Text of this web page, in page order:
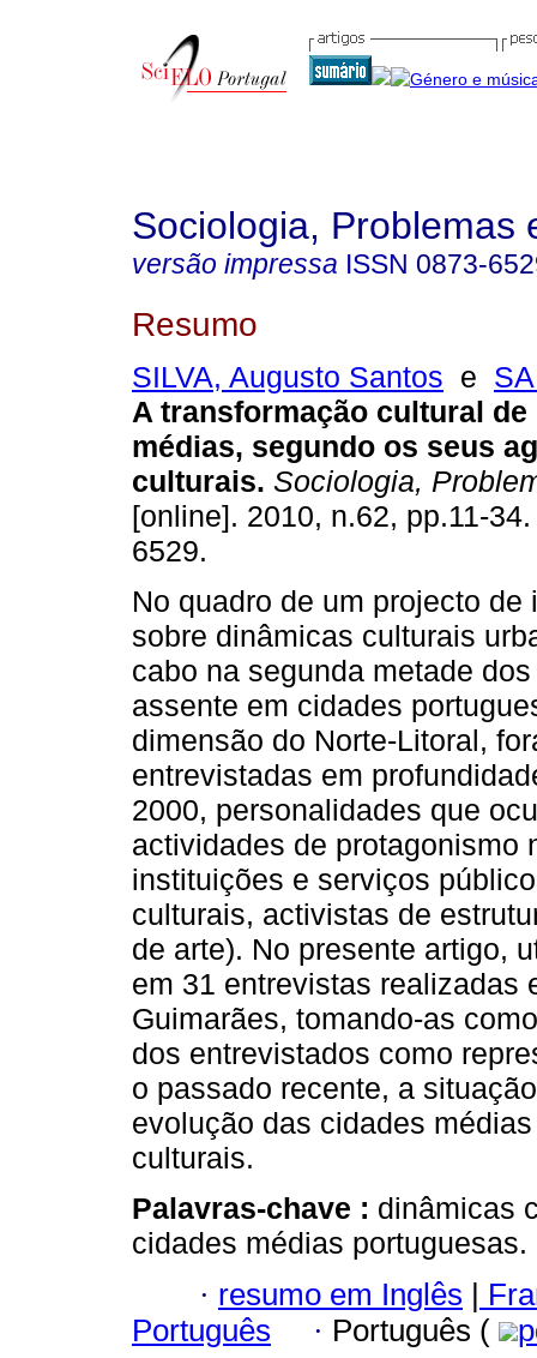
Sociologia, Problemas
versão impressa ISSN 0873-
Resumo
SILVA, Augusto Santos e
A transformação cultural de
médias, segundo os seus
culturais. Sociologia,
[online]. 2010, n.62, pp.11-
6529.
No quadro de um projecto de
sobre dinâmicas culturais
cabo na segunda metade
assente em cidades
dimensão do Norte-Litoral,
entrevistadas em
2000, personalidades que
actividades de protagonismo
instituições e serviços
culturais, activistas de
de arte). No presente artigo,
em 31 entrevistas realizadas
Guimarães, tomando-as
dos entrevistados como
o passado recente, a
evolução das cidades
culturais.
Palavras-chave : dinâmicas
cidades médias portuguesas.
· resumo em Inglês |
Português
· Português (